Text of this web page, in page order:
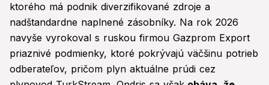
ktorého má podnik diverzifikované zdroje a
nadštandardne naplnené zásobníky. Na rok 2026
navyše vyrokoval s ruskou firmou Gazprom Export
priaznivé podmienky, ktoré pokrývajú väčšinu potrieb
odberateľov, pričom plyn aktuálne prúdi cez